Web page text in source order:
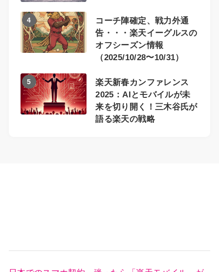
4
コーチ陣確定、戦力外通
告・・・楽天イーグルスの
オフシーズン情報
（2025/10/28〜10/31）
5
楽天新春カンファレンス
2025：AIとモバイルが未
来を切り開く！三木谷氏が
語る楽天の戦略